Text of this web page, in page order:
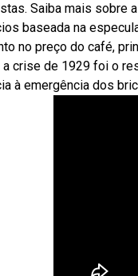
Saiba mais sobre
baseada na
no preço do café,
a crise de 1929 foi o
à emergência dos